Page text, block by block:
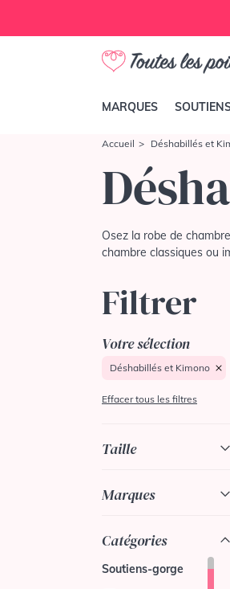
MARQUES
Accueil Déshabillés et
Osez la robe de
chambre classiques ou
Filtrer
Votre sélection
Déshabillés et Kimono
Effacer tous les filtres
Taille
Marques
Catégories
Soutiens-gorge